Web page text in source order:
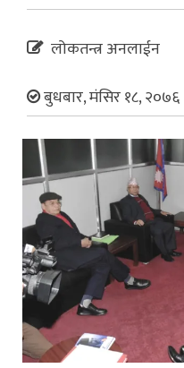
लोकतन्त्र अनलाईन
बुधबार, मंसिर १८, २०७६